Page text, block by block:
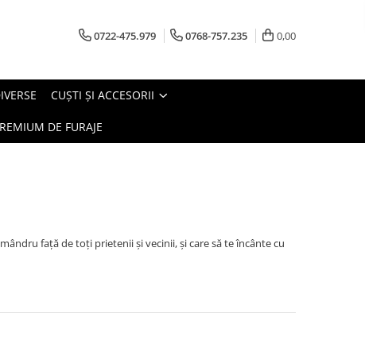
0722-475.979 0768-757.235 0,00
CUŞTI ŞI ACCESORII
DE FURAJE
faţă de toţi prietenii şi vecinii, şi care să te încânte cu